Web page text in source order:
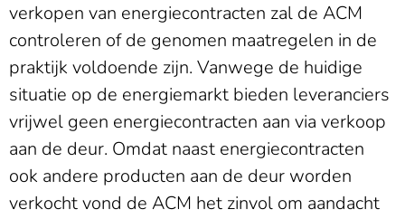
verkopen van energiecontracten zal de ACM
controleren of de genomen maatregelen in de
praktijk voldoende zijn. Vanwege de huidige
situatie op de energiemarkt bieden leveranciers
vrijwel geen energiecontracten aan via verkoop
aan de deur. Omdat naast energiecontracten
ook andere producten aan de deur worden
verkocht vond de ACM het zinvol om aandacht